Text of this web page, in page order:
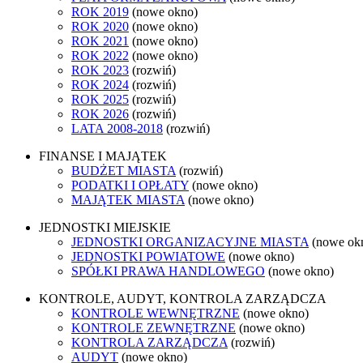
ROK 2019 (nowe okno)
ROK 2020 (nowe okno)
ROK 2021 (nowe okno)
ROK 2022 (nowe okno)
ROK 2023 (rozwiń)
ROK 2024 (rozwiń)
ROK 2025 (rozwiń)
ROK 2026 (rozwiń)
LATA 2008-2018 (rozwiń)
FINANSE I MAJĄTEK
BUDŻET MIASTA (rozwiń)
PODATKI I OPŁATY (nowe okno)
MAJĄTEK MIASTA (nowe okno)
JEDNOSTKI MIEJSKIE
JEDNOSTKI ORGANIZACYJNE MIASTA (nowe
JEDNOSTKI POWIATOWE (nowe okno)
SPÓŁKI PRAWA HANDLOWEGO (nowe okno)
KONTROLE, AUDYT, KONTROLA ZARZĄDCZA
KONTROLE WEWNĘTRZNE (nowe okno)
KONTROLE ZEWNĘTRZNE (nowe okno)
KONTROLA ZARZĄDCZA (rozwiń)
AUDYT (nowe okno)